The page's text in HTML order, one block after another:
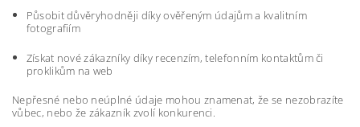
Působit důvěryhodněji díky ověřeným údajům a kvalitním
fotografiím
Získat nové zákazníky díky recenzím, telefonním kontaktům či
proklikům na web
Nepřesné nebo neúplné údaje mohou znamenat, že se nezobrazíte
vůbec, nebo že zákazník zvolí konkurenci.